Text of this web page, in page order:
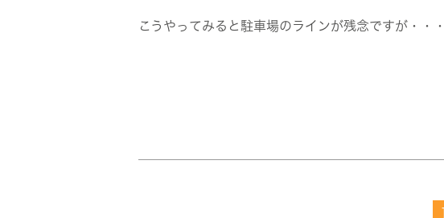
こうやってみると駐車場のラインが残念ですが・・・
1